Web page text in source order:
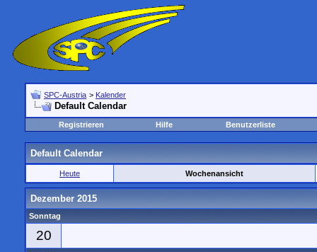
SPC-Austria > Kalender
Default Calendar
Registrieren Hilfe Benutzerliste
Default Calendar
Heute Wochenansicht
Dezember 2015
Sonntag
20